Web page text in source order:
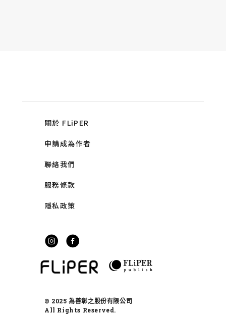
關於 FLiPER
申請成為作者
聯絡我們
服務條款
隱私政策
© 2025 為善彰之股份有限公司
All Rights Reserved.